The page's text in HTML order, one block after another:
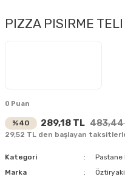
PIZZA PISIRME
0 Puan
%40 289,18 TL 483,44
29,52 TL den başlayan
Kategori
Pastane
Marka